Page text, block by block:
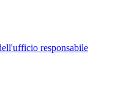
responsabile